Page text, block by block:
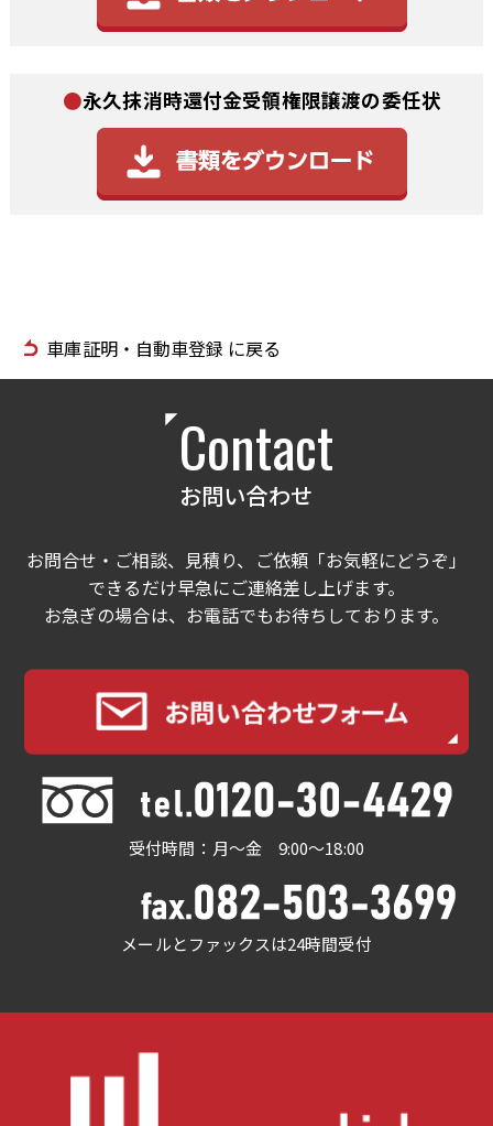
●永久抹消時還付金受領権限譲渡の委任状
車庫証明・自動車登録 に戻る
Contact
お問い合わせ
お問合せ・ご相談、見積り、ご依頼「お気軽にどうぞ」
できるだけ早急にご連絡差し上げます。
お急ぎの場合は、お電話でもお待ちしております。
受付時間：月～金 9:00～18:00
メールとファックスは24時間受付